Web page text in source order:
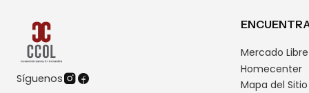
Síguenos
Mercado Libre
Homecenter
Mapa del Sitio